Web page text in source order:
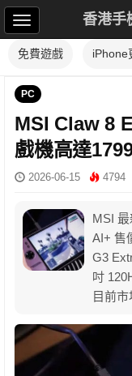
香港手
免費遊戲 iPhone
PC
MSI Claw 8
戲機高達
2026-06-15 4794
MSI
AI+ 售
G3
吋
目前